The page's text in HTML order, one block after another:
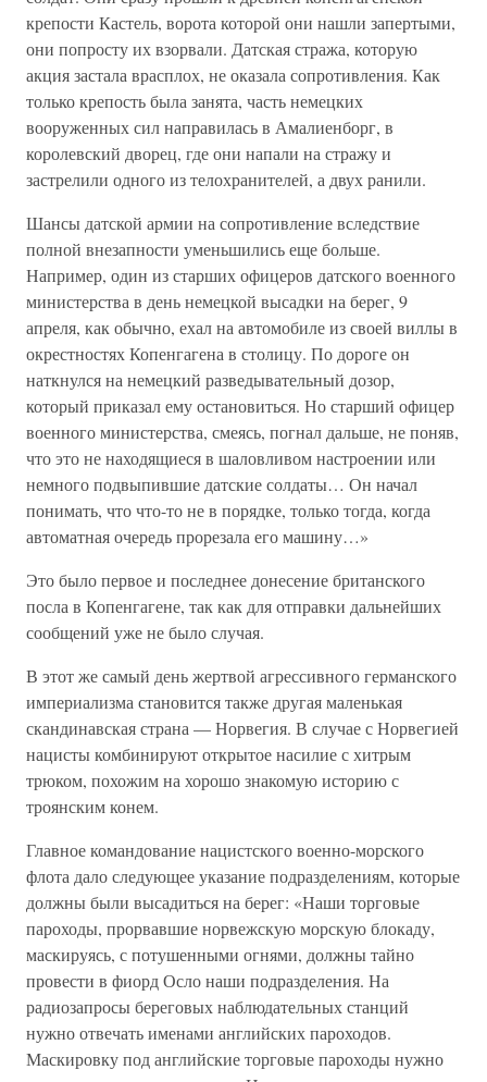
крепости Кастель, ворота которой они нашли запертыми,
они попросту их взорвали. Датская стража, которую
акция застала врасплох, не оказала сопротивления. Как
только крепость была занята, часть немецких
вооруженных сил направилась в Амалиенборг, в
королевский дворец, где они напали на стражу и
застрелили одного из телохранителей, а двух ранили.
Шансы датской армии на сопротивление вследствие
полной внезапности уменьшились еще больше.
Например, один из старших офицеров датского военного
министерства в день немецкой высадки на берег, 9
апреля, как обычно, ехал на автомобиле из своей виллы в
окрестностях Копенгагена в столицу. По дороге он
наткнулся на немецкий разведывательный дозор,
который приказал ему остановиться. Но старший офицер
военного министерства, смеясь, погнал дальше, не поняв,
что это не находящиеся в шаловливом настроении или
немного подвыпившие датские солдаты… Он начал
понимать, что что-то не в порядке, только тогда, когда
автоматная очередь прорезала его машину…»
Это было первое и последнее донесение британского
посла в Копенгагене, так как для отправки дальнейших
сообщений уже не было случая.
В этот же самый день жертвой агрессивного германского
империализма становится также другая маленькая
скандинавская страна — Норвегия. В случае с Норвегией
нацисты комбинируют открытое насилие с хитрым
трюком, похожим на хорошо знакомую историю с
троянским конем.
Главное командование нацистского военно-морского
флота дало следующее указание подразделениям, которые
должны были высадиться на берег: «Наши торговые
пароходы, прорвавшие норвежскую морскую блокаду,
маскируясь, с потушенными огнями, должны тайно
провести в фиорд Осло наши подразделения. На
радиозапросы береговых наблюдательных станций
нужно отвечать именами английских пароходов.
Маскировку под английские торговые пароходы нужно